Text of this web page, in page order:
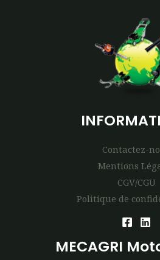
Contactez-
Mentions
CGV/CGU
Politique de
MECAGRI